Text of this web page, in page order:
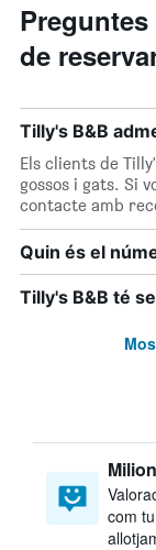
de
Tilly's B&B
Els clients de
gossos i gats. Si
contacte amb
Quin és el
Tilly's B&B té
com